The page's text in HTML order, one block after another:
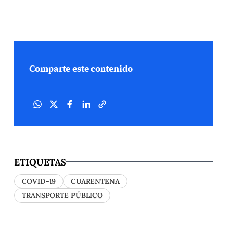
Comparte este contenido
ETIQUETAS
COVID-19
CUARENTENA
TRANSPORTE PÚBLICO